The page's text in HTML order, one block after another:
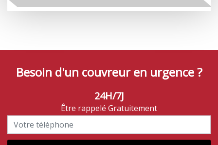
Besoin d'un couvreur en urgence ?
24H/7J
Être rappelé Gratuitement